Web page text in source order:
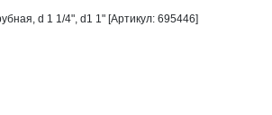
d 1 1/4", d1 1" [Артикул: 695446]